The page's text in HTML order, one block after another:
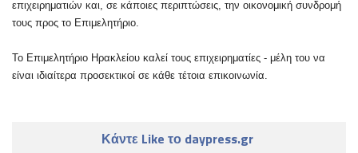
επιχειρηματιών και, σε κάποιες περιπτώσεις, την οικονομική συνδρομή
τους προς το Επιμελητήριο.
Το Επιμελητήριο Ηρακλείου καλεί τους επιχειρηματίες - μέλη του να
είναι ιδιαίτερα προσεκτικοί σε κάθε τέτοια επικοινωνία.
Κάντε Like το daypress.gr